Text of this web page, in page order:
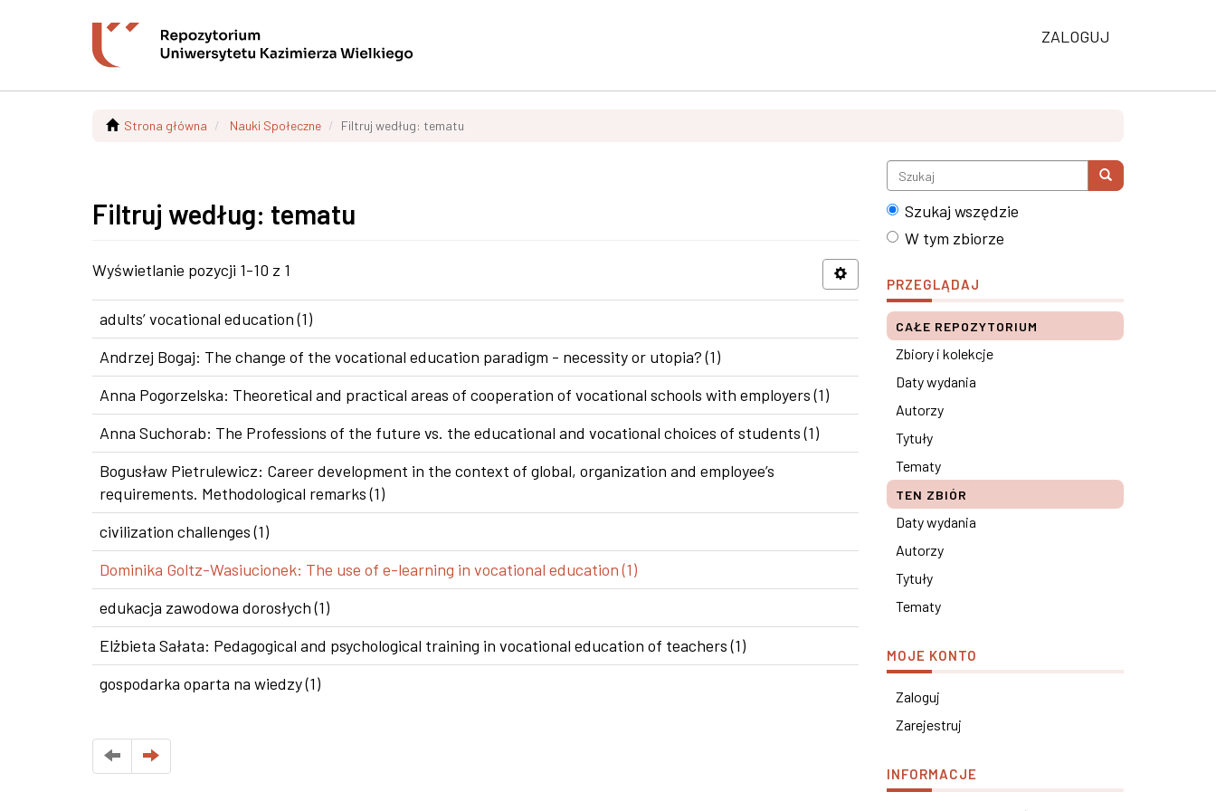
ZALOGUJ
Strona główna Nauki Społeczne Filtruj według: tematu
Filtruj według: tematu
Wyświetlanie pozycji 1-10 z 1
adults’ vocational education (1)
Andrzej Bogaj: The change of the vocational education paradigm - necessity or utopia? (1)
Anna Pogorzelska: Theoretical and practical areas of cooperation of vocational schools with employers (1)
Anna Suchorab: The Professions of the future vs. the educational and vocational choices of students (1)
Bogusław Pietrulewicz: Career development in the context of global, organization and employee’s
requirements. Methodological remarks (1)
civilization challenges (1)
Dominika Goltz-Wasiucionek: The use of e-learning in vocational education (1)
edukacja zawodowa dorosłych (1)
Elżbieta Sałata: Pedagogical and psychological training in vocational education of teachers (1)
gospodarka oparta na wiedzy (1)
Szukaj wszędzie
W tym zbiorze
PRZEGLĄDAJ
CAŁE REPOZYTORIUM
Zbiory i kolekcje
Daty wydania
Autorzy
Tytuły
Tematy
TEN ZBIÓR
Daty wydania
Autorzy
Tytuły
Tematy
MOJE KONTO
Zaloguj
Zarejestruj
INFORMACJE